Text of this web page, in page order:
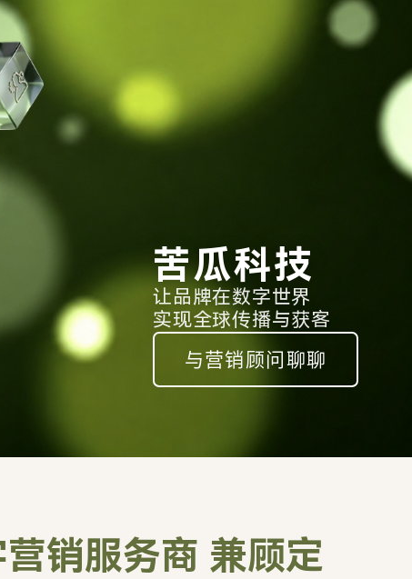
苦瓜科技
让品牌在数字世界
实现全球传播与获客
与营销顾问聊聊
销服务商 兼顾定